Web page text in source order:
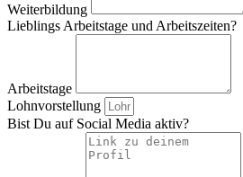
Weiterbildung
Lieblings Arbeitstage und Arbeitszeiten?
Arbeitstage
Lohnvorstellung
Bist Du auf Social Media aktiv?